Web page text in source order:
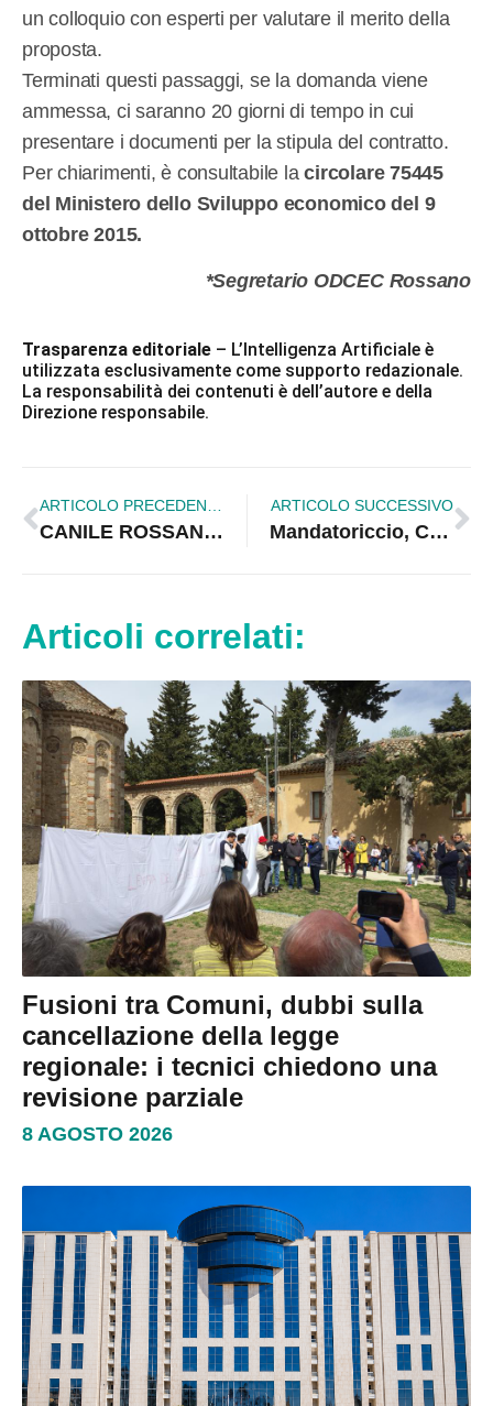
un colloquio con esperti per valutare il merito della
proposta.
Terminati questi passaggi, se la domanda viene
ammessa, ci saranno 20 giorni di tempo in cui
presentare i documenti per la stipula del contratto.
Per chiarimenti, è consultabile lacircolare 75445
del Ministero dello Sviluppo economico del 9
ottobre 2015.
*Segretario ODCEC Rossano
Trasparenza editoriale – L’Intelligenza Artificiale è
utilizzata esclusivamente come supporto redazionale.
La responsabilità dei contenuti è dell’autore e della
Direzione responsabile.
CANILE ROSSANO: A RISCHIO 4 POSTI DI LAVORO
ARTICOLO SUCCESSIVO
Mandatoriccio, Cornicello: “Donnici mente sapendo di mentire”
Articoli correlati:
Fusioni tra Comuni, dubbi sulla
cancellazione della legge
regionale: i tecnici chiedono una
revisione parziale
8 AGOSTO 2026